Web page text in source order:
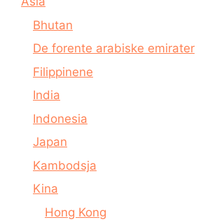
Bhutan
De forente arabiske emirater
Filippinene
India
Indonesia
Japan
Kambodsja
Kina
Hong Kong